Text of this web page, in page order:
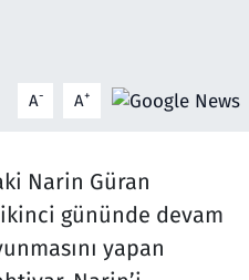
A- A+
Narin Güran
gününde devam
yapan